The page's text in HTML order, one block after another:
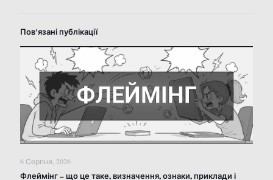
Пов'язані публікації
6 Серпня, 2026
Флеймінг – що це таке, визначення, ознаки, приклади і